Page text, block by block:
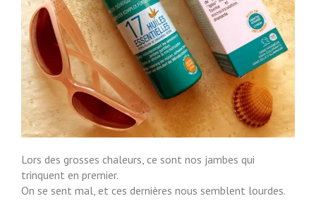
Lors des grosses chaleurs, ce sont nos jambes qui
trinquent en premier.
On se sent mal, et ces dernières nous semblent lourdes.